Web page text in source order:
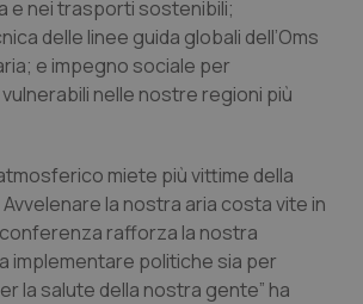
di Bolzano
& Rettocolite Ulcerosa
e nei trasporti sostenibili;
delle linee guida globali dell’Oms
e impegno sociale per
nelle nostre regioni più
atmosferico miete più vittime della
la nostra aria costa vite in
rafforza la nostra
implementare politiche sia per
la salute della nostra gente” ha